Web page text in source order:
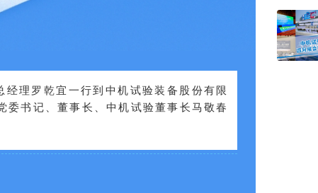
理罗乾宜一行到中机试验装备股份有限
委书记、董事长、中机试验董事长马敬春